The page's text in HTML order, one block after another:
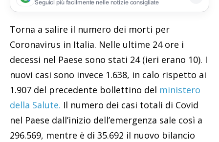
Seguici più facilmente nelle notizie consigliate
Torna a salire il numero dei morti per
Coronavirus in Italia. Nelle ultime 24 ore i
decessi nel Paese sono stati 24 (ieri erano 10). I
nuovi casi sono invece 1.638, in calo rispetto ai
1.907 del precedente bollettino del ministero
della Salute. Il numero dei casi totali di Covid
nel Paese dall’inizio dell’emergenza sale così a
296.569, mentre è di 35.692 il nuovo bilancio